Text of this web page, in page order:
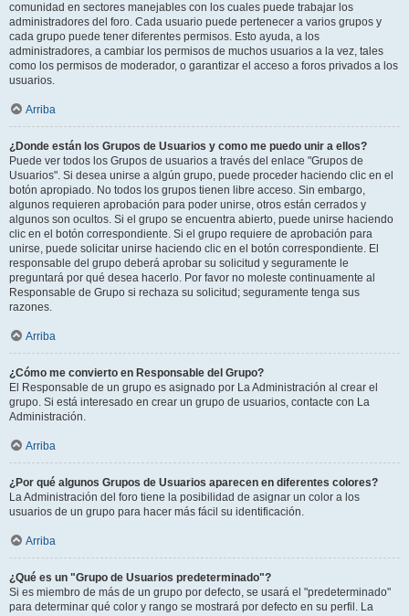
comunidad en sectores manejables con los cuales puede trabajar los
administradores del foro. Cada usuario puede pertenecer a varios grupos y
cada grupo puede tener diferentes permisos. Esto ayuda, a los
administradores, a cambiar los permisos de muchos usuarios a la vez, tales
como los permisos de moderador, o garantizar el acceso a foros privados a los
usuarios.
Arriba
¿Donde están los Grupos de Usuarios y como me puedo unir a ellos?
Puede ver todos los Grupos de usuarios a través del enlace "Grupos de
Usuarios". Si desea unirse a algún grupo, puede proceder haciendo clic en el
botón apropiado. No todos los grupos tienen libre acceso. Sin embargo,
algunos requieren aprobación para poder unirse, otros están cerrados y
algunos son ocultos. Si el grupo se encuentra abierto, puede unirse haciendo
clic en el botón correspondiente. Si el grupo requiere de aprobación para
unirse, puede solicitar unirse haciendo clic en el botón correspondiente. El
responsable del grupo deberá aprobar su solicitud y seguramente le
preguntará por qué desea hacerlo. Por favor no moleste continuamente al
Responsable de Grupo si rechaza su solicitud; seguramente tenga sus
razones.
Arriba
¿Cómo me convierto en Responsable del Grupo?
El Responsable de un grupo es asignado por La Administración al crear el
grupo. Si está interesado en crear un grupo de usuarios, contacte con La
Administración.
Arriba
¿Por qué algunos Grupos de Usuarios aparecen en diferentes colores?
La Administración del foro tiene la posibilidad de asignar un color a los
usuarios de un grupo para hacer más fácil su identificación.
Arriba
¿Qué es un "Grupo de Usuarios predeterminado"?
Si es miembro de más de un grupo por defecto, se usará el "predeterminado"
para determinar qué color y rango se mostrará por defecto en su perfil. La